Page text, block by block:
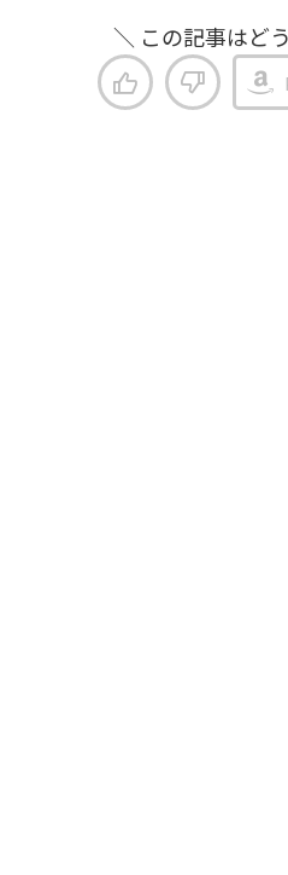
＼ この記事はど